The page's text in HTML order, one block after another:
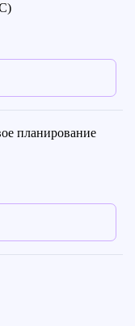
планирование